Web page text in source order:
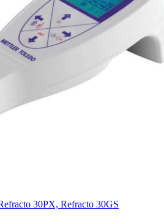
30PX, Refracto 30GS